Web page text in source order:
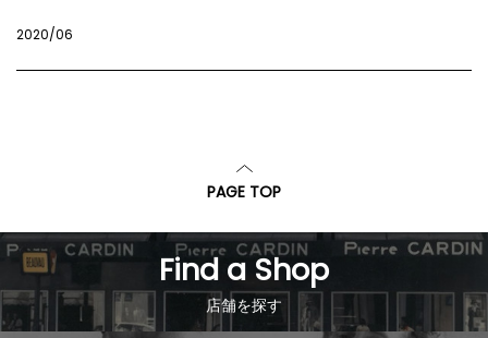
2020/06
PAGE TOP
Find a Shop
店舗を探す